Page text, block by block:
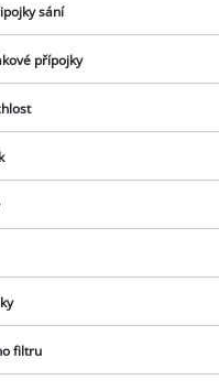
sání
přípojky
filtru